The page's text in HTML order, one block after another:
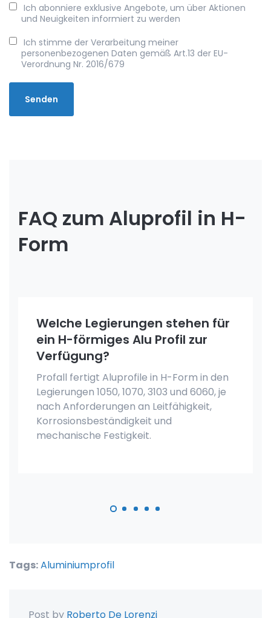
Ich abonniere exklusive Angebote, um über Aktionen
und Neuigkeiten informiert zu werden
Ich stimme der Verarbeitung meiner
personenbezogenen Daten gemäß Art.13 der EU-
Verordnung Nr. 2016/679
FAQ zum Aluprofil in H-
Form
Welche Legierungen stehen für
ein H-förmiges Alu Profil zur
Verfügung?
Profall fertigt Aluprofile in H-Form in den
Legierungen 1050, 1070, 3103 und 6060, je
nach Anforderungen an Leitfähigkeit,
Korrosionsbeständigkeit und
mechanische Festigkeit.
Tags:Aluminiumprofil
Post by Roberto De Lorenzi